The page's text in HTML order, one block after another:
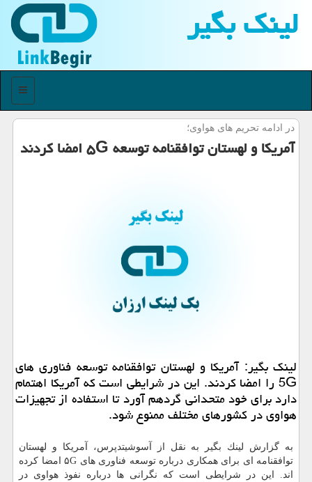
لینك بگیر
منو
در ادامه تحریم های هواوی؛
آمریكا و لهستان توافقنامه توسعه ۵G امضا كردند
لینك بگیر: آمریكا و لهستان توافقنامه توسعه فناوری های
5G را امضا كردند. این در شرایطی است كه آمریكا اهتمام
دارد برای خود متحدانی گردهم آورد تا استفاده از تجهیزات
هواوی در كشورهای مختلف ممنوع شود.
به گزارش لینك بگیر به نقل از آسوشیتدپرس، آمریكا و لهستان
توافقنامه ای برای همكاری درباره توسعه فناوری های ۵G امضا كرده
اند. این در شرایطی است كه نگرانی ها درباره نفوذ هواوی در